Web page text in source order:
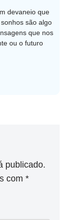
devaneio que
são algo
que nos
ou o futuro
publicado.
com *